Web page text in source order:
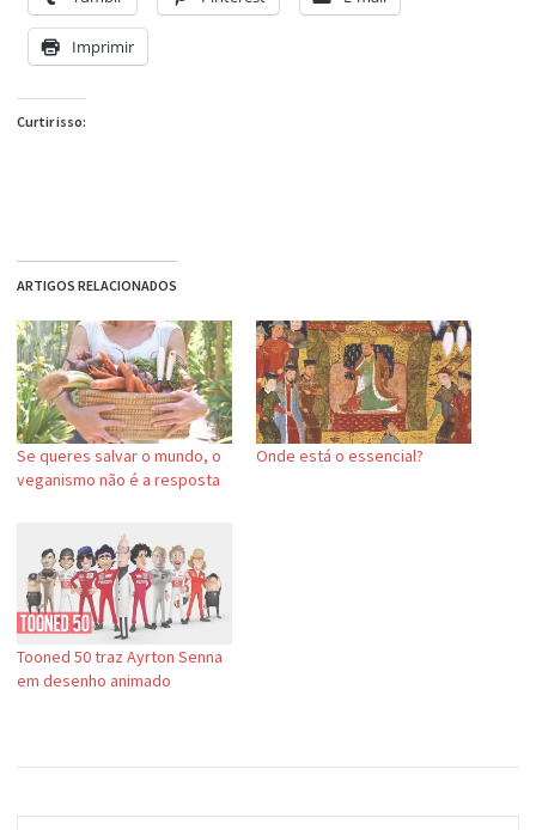
Imprimir
Curtir isso:
ARTIGOS RELACIONADOS
Se queres salvar o mundo, o
veganismo não é a resposta
Onde está o essencial?
Tooned 50 traz Ayrton Senna
em desenho animado